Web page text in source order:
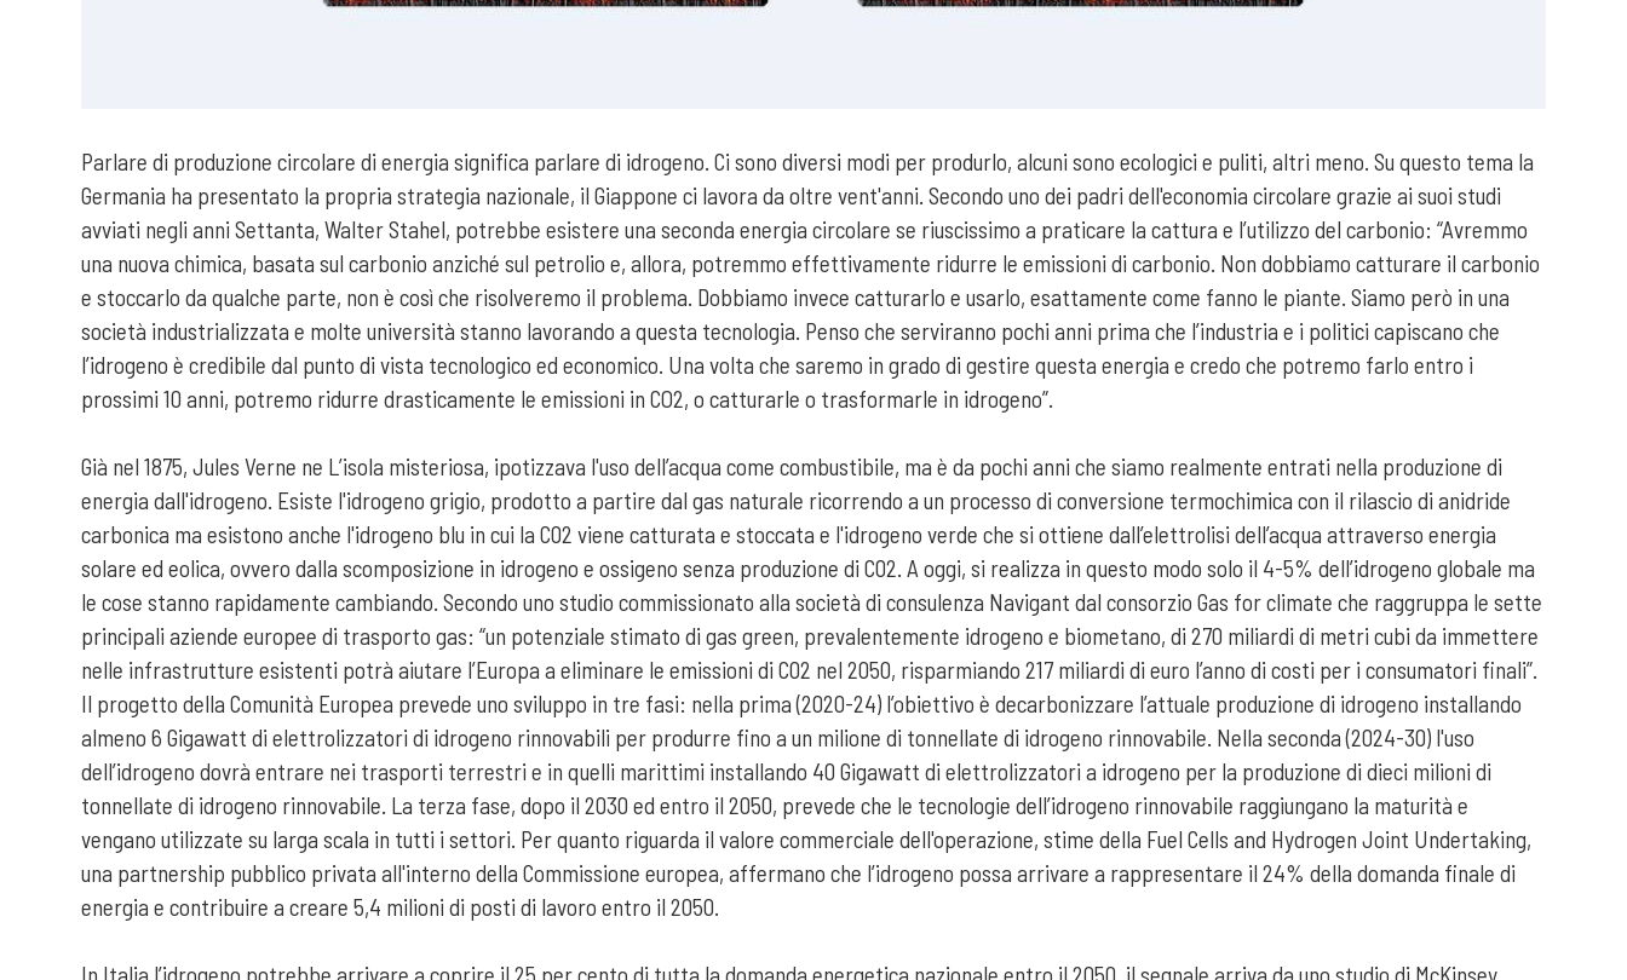
Parlare di produzione circolare di energia significa parlare di idrogeno. Ci sono diversi modi per produrlo, alcuni sono ecologici e puliti, altri meno. Su questo tema la
Germania ha presentato la propria strategia nazionale, il Giappone ci lavora da oltre vent'anni. Secondo uno dei padri dell'economia circolare grazie ai suoi studi
avviati negli anni Settanta, Walter Stahel, potrebbe esistere una seconda energia circolare se riuscissimo a praticare la cattura e l’utilizzo del carbonio: “Avremmo
una nuova chimica, basata sul carbonio anziché sul petrolio e, allora, potremmo effettivamente ridurre le emissioni di carbonio. Non dobbiamo catturare il carbonio
e stoccarlo da qualche parte, non è così che risolveremo il problema. Dobbiamo invece catturarlo e usarlo, esattamente come fanno le piante. Siamo però in una
società industrializzata e molte università stanno lavorando a questa tecnologia. Penso che serviranno pochi anni prima che l’industria e i politici capiscano che
l’idrogeno è credibile dal punto di vista tecnologico ed economico. Una volta che saremo in grado di gestire questa energia e credo che potremo farlo entro i
prossimi 10 anni, potremo ridurre drasticamente le emissioni in CO2, o catturarle o trasformarle in idrogeno”.
Già nel 1875, Jules Verne ne L’isola misteriosa, ipotizzava l'uso dell’acqua come combustibile, ma è da pochi anni che siamo realmente entrati nella produzione di
energia dall'idrogeno. Esiste l'idrogeno grigio, prodotto a partire dal gas naturale ricorrendo a un processo di conversione termochimica con il rilascio di anidride
carbonica ma esistono anche l'idrogeno blu in cui la C02 viene catturata e stoccata e l'idrogeno verde che si ottiene dall’elettrolisi dell’acqua attraverso energia
solare ed eolica, ovvero dalla scomposizione in idrogeno e ossigeno senza produzione di C02. A oggi, si realizza in questo modo solo il 4-5% dell’idrogeno globale ma
le cose stanno rapidamente cambiando. Secondo uno studio commissionato alla società di consulenza Navigant dal consorzio Gas for climate che raggruppa le sette
principali aziende europee di trasporto gas: “un potenziale stimato di gas green, prevalentemente idrogeno e biometano, di 270 miliardi di metri cubi da immettere
nelle infrastrutture esistenti potrà aiutare l’Europa a eliminare le emissioni di C02 nel 2050, risparmiando 217 miliardi di euro l’anno di costi per i consumatori finali”.
Il progetto della Comunità Europea prevede uno sviluppo in tre fasi: nella prima (2020-24) l’obiettivo è decarbonizzare l’attuale produzione di idrogeno installando
almeno 6 Gigawatt di elettrolizzatori di idrogeno rinnovabili per produrre fino a un milione di tonnellate di idrogeno rinnovabile. Nella seconda (2024-30) l'uso
dell’idrogeno dovrà entrare nei trasporti terrestri e in quelli marittimi installando 40 Gigawatt di elettrolizzatori a idrogeno per la produzione di dieci milioni di
tonnellate di idrogeno rinnovabile. La terza fase, dopo il 2030 ed entro il 2050, prevede che le tecnologie dell’idrogeno rinnovabile raggiungano la maturità e
vengano utilizzate su larga scala in tutti i settori. Per quanto riguarda il valore commerciale dell'operazione, stime della Fuel Cells and Hydrogen Joint Undertaking,
una partnership pubblico privata all'interno della Commissione europea, affermano che l’idrogeno possa arrivare a rappresentare il 24% della domanda finale di
energia e contribuire a creare 5,4 milioni di posti di lavoro entro il 2050.
In Italia l’idrogeno potrebbe arrivare a coprire il 25 per cento di tutta la domanda energetica nazionale entro il 2050, il segnale arriva da uno studio di McKinsey